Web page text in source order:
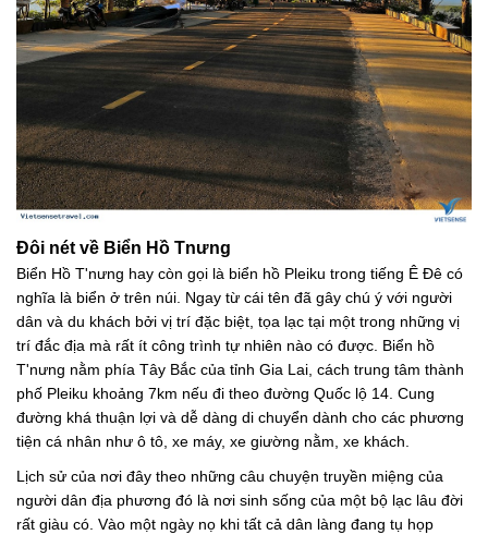
Đôi nét về Biển Hồ Tnưng
Biển Hồ T'nưng hay còn gọi là biển hồ Pleiku trong tiếng Ê Đê có
nghĩa là biển ở trên núi. Ngay từ cái tên đã gây chú ý với người
dân và du khách bởi vị trí đặc biệt, tọa lạc tại một trong những vị
trí đắc địa mà rất ít công trình tự nhiên nào có được. Biển hồ
T'nưng nằm phía Tây Bắc của tỉnh Gia Lai, cách trung tâm thành
phố Pleiku khoảng 7km nếu đi theo đường Quốc lộ 14. Cung
đường khá thuận lợi và dễ dàng di chuyển dành cho các phương
tiện cá nhân như ô tô, xe máy, xe giường nằm, xe khách.
Lịch sử của nơi đây theo những câu chuyện truyền miệng của
người dân địa phương đó là nơi sinh sống của một bộ lạc lâu đời
rất giàu có. Vào một ngày nọ khi tất cả dân làng đang tụ họp